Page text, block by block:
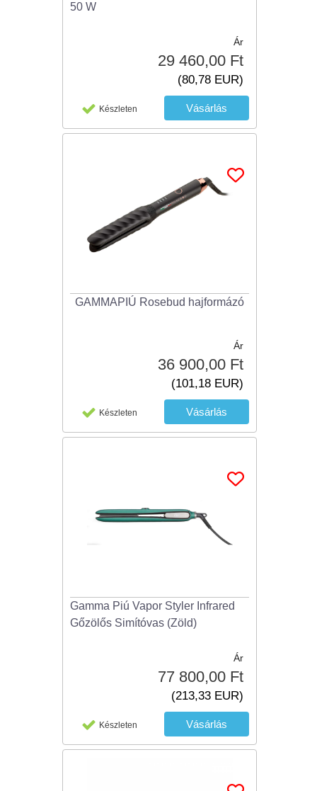
50 W
Ár
29 460,00 Ft
(80,78 EUR)
Készleten
GAMMAPIÚ Rosebud hajformázó
Ár
36 900,00 Ft
(101,18 EUR)
Készleten
Gamma Piú Vapor Styler Infrared
Gőzölős Simítóvas (Zöld)
Ár
77 800,00 Ft
(213,33 EUR)
Készleten